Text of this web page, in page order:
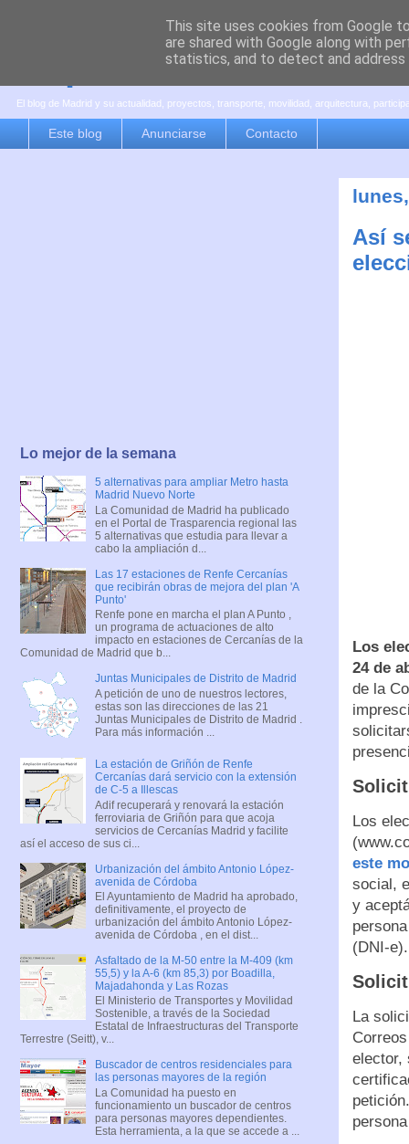
es por madrid
El blog de Madrid y su actualidad, proyectos, transporte, movilidad, arquitectura,
Este blog Anunciarse Contacto
Así
Los
24 de
de la
Los
este
social,
y
(DNI-e).
La
elector,
Lo mejor de la semana
5 alternativas para ampliar Metro hasta
Madrid Nuevo Norte
La Comunidad de Madrid ha publicado
en el Portal de Trasparencia regional las
5 alternativas que estudia para llevar a
cabo la ampliación d...
Las 17 estaciones de Renfe Cercanías
que recibirán obras de mejora del plan 'A
Punto'
Renfe pone en marcha el plan A Punto ,
un programa de actuaciones de alto
impacto en estaciones de Cercanías de la
Comunidad de Madrid que b...
Juntas Municipales de Distrito de Madrid
A petición de uno de nuestros lectores,
estas son las direcciones de las 21
Juntas Municipales de Distrito de Madrid .
Para más información ...
La estación de Griñón de Renfe
Cercanías dará servicio con la extensión
de C-5 a Illescas
Adif recuperará y renovará la estación
ferroviaria de Griñón para que acoja
servicios de Cercanías Madrid y facilite
así el acceso de sus ci...
Urbanización del ámbito Antonio López-
avenida de Córdoba
El Ayuntamiento de Madrid ha aprobado,
definitivamente, el proyecto de
urbanización del ámbito Antonio López-
avenida de Córdoba , en el dist...
Asfaltado de la M-50 entre la M-409 (km
55,5) y la A-6 (km 85,3) por Boadilla,
Majadahonda y Las Rozas
El Ministerio de Transportes y Movilidad
Sostenible, a través de la Sociedad
Estatal de Infraestructuras del Transporte
Terrestre (Seitt), v...
Buscador de centros residenciales para
las personas mayores de la región
La Comunidad ha puesto en
funcionamiento un buscador de centros
para personas mayores dependientes.
Esta herramienta, a la que se accede a ...
This site uses cookies from Google
are shared with Google along with
statistics, and to detect and address